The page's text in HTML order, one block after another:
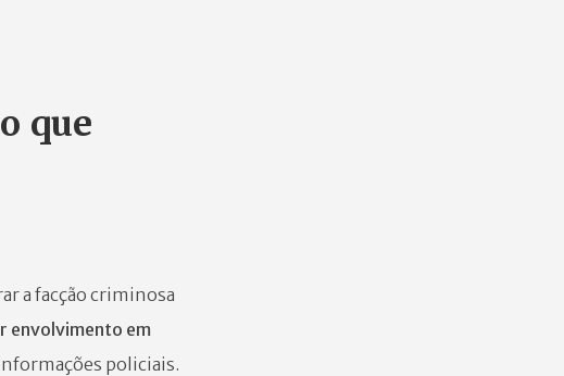
que
a facção criminosa
envolvimento em
policiais.